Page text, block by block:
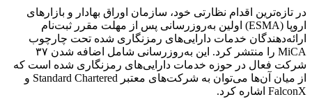
در تازه‌ترین اقدام نظارتی خود، سازمان اوراق بهادار و بازارهای
اروپا (ESMA) اولین به‌روزرسانی پس از مهلت مقرر ثبت‌نام
ارائه‌دهندگان خدمات دارایی‌های رمزنگاری شده تحت چارچوب
MiCA را منتشر کرد. این به‌روزرسانی شامل اضافه شدن ۳۷
شرکت فعال در حوزه خدمات دارایی‌های رمزنگاری شده است که
از میان آن‌ها می‌توان به شرکت‌های معتبر Standard Chartered و
FalconX اشاره کرد.